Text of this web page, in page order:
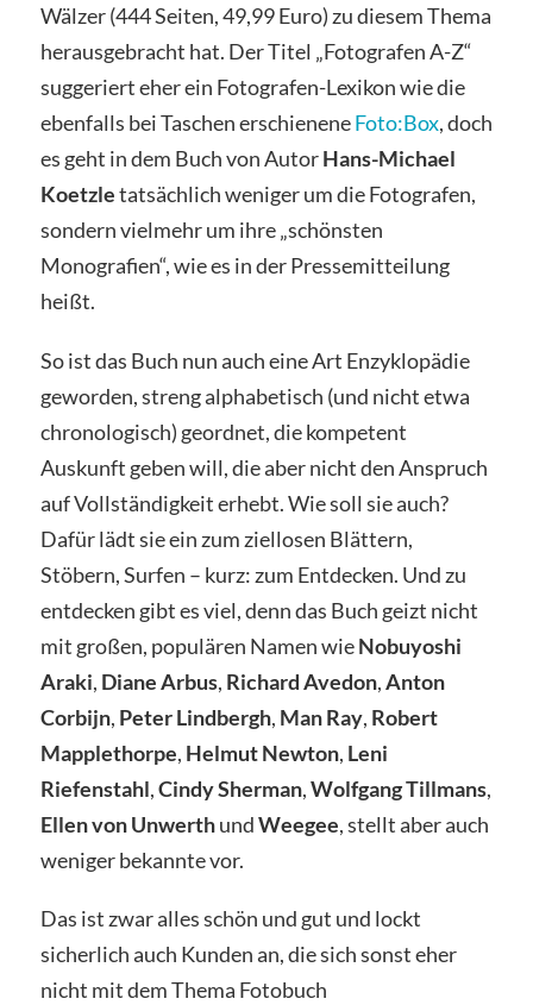
Wälzer (444 Seiten, 49,99 Euro) zu diesem Thema
herausgebracht hat. Der Titel „Fotografen A-Z“
suggeriert eher ein Fotografen-Lexikon wie die
ebenfalls bei Taschen erschieneneFoto:Box, doch
es geht in dem Buch von AutorHans-Michael
Koetzletatsächlich weniger um die Fotografen,
sondern vielmehr um ihre „schönsten
Monografien“, wie es in der Pressemitteilung
heißt.
So ist das Buch nun auch eine Art Enzyklopädie
geworden, streng alphabetisch (und nicht etwa
chronologisch) geordnet, die kompetent
Auskunft geben will, die aber nicht den Anspruch
auf Vollständigkeit erhebt. Wie soll sie auch?
Dafür lädt sie ein zum ziellosen Blättern,
Stöbern, Surfen – kurz: zum Entdecken. Und zu
entdecken gibt es viel, denn das Buch geizt nicht
mit großen, populären Namen wieNobuyoshi
Araki, Diane Arbus, Richard Avedon,Anton
Corbijn, Peter Lindbergh, Man Ray, Robert
Mapplethorpe, Helmut Newton, Leni
Riefenstahl,Cindy Sherman,Wolfgang Tillmans,
Ellen von UnwerthundWeegee, stellt aber auch
weniger bekannte vor.
Das ist zwar alles schön und gut und lockt
sicherlich auch Kunden an, die sich sonst eher
nicht mit dem Thema Fotobuch